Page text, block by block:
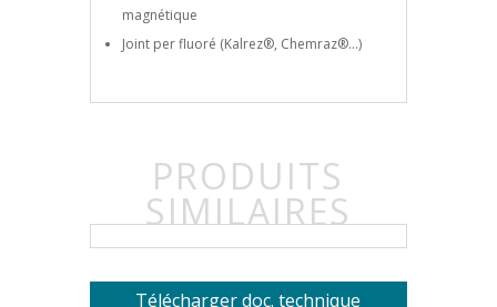
magnétique
Joint per fluoré (Kalrez®, Chemraz®…)
PRODUITS
SIMILAIRES
Télécharger doc. technique